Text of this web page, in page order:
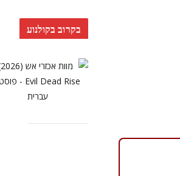
בקרוב בקולנוע